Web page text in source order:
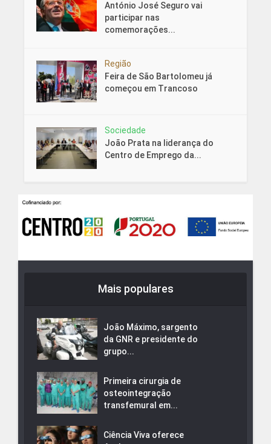
António José Seguro vai
participar nas
comemorações...
Região
Feira de São Bartolomeu já
começou em Trancoso
Sociedade
João Prata na liderança do
Centro de Emprego da...
Mais populares
João Máximo, sargento
da GNR e presidente do
grupo...
Primeira cirurgia de
osteointegração
transfemural em...
Ciência Viva oferece